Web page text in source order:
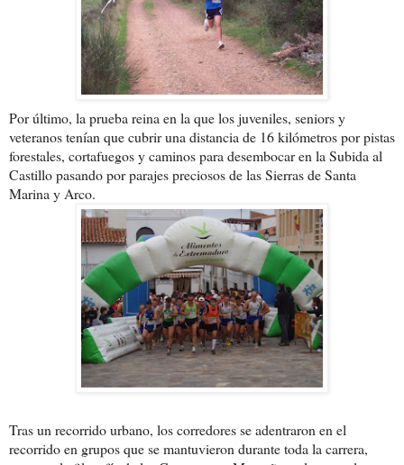
Por último, la prueba reina en la que los juveniles, seniors y
veteranos tenían que cubrir una distancia de 16 kilómetros por pistas
forestales, cortafuegos y caminos para desembocar en la Subida al
Castillo pasando por parajes preciosos de las Sierras de Santa
Marina y Arco.
Tras un recorrido urbano, los corredores se adentraron en el
recorrido en grupos que se mantuvieron durante toda la carrera,